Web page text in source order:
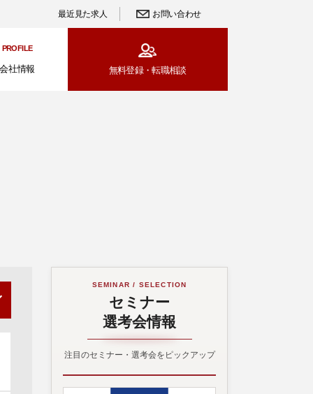
最近見た求人 お問い合わせ
PROFILE
会社情報 無料登録・転職相談
SEMINAR / SELECTION
セミナー
選考会情報
注目のセミナー・選考会をピックアップ